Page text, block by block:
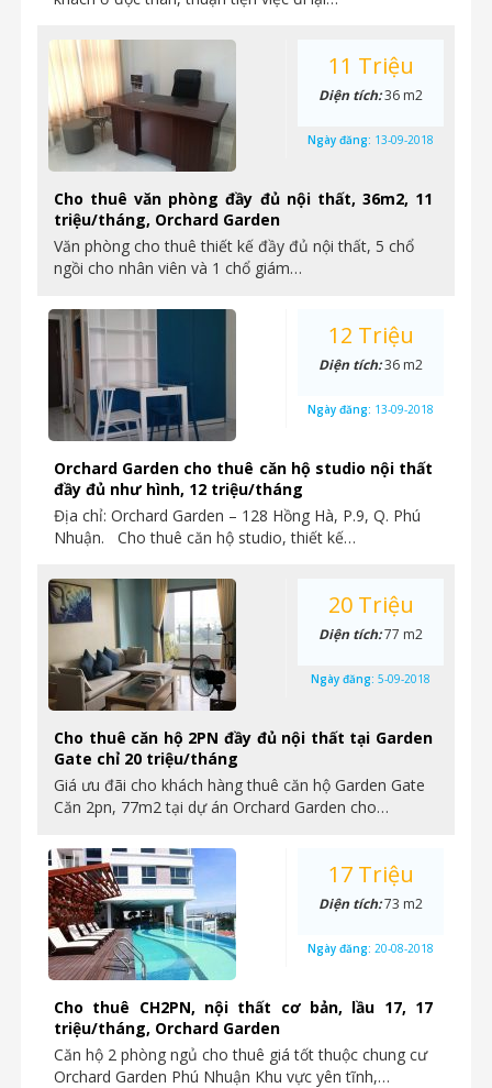
Cho thuê văn phòng đầy đủ nội thất, 36m2, 11
triệu/tháng, Orchard Garden
Văn phòng cho thuê thiết kế đầy đủ nội thất, 5 chổ
ngồi cho nhân viên và 1 chổ giám…
11 Triệu
Diện tích:36 m2
Ngày đăng: 13-09-2018
Orchard Garden cho thuê căn hộ studio nội thất
đầy đủ như hình, 12 triệu/tháng
Địa chỉ: Orchard Garden – 128 Hồng Hà, P.9, Q. Phú
Nhuận. Cho thuê căn hộ studio, thiết kế…
12 Triệu
Diện tích:36 m2
Ngày đăng: 13-09-2018
Cho thuê căn hộ 2PN đầy đủ nội thất tại Garden
Gate chỉ 20 triệu/tháng
Giá ưu đãi cho khách hàng thuê căn hộ Garden Gate
Căn 2pn, 77m2 tại dự án Orchard Garden cho…
20 Triệu
Diện tích:77 m2
Ngày đăng: 5-09-2018
Cho thuê CH2PN, nội thất cơ bản, lầu 17, 17
triệu/tháng, Orchard Garden
Căn hộ 2 phòng ngủ cho thuê giá tốt thuộc chung cư
Orchard Garden Phú Nhuận Khu vực yên tĩnh,…
17 Triệu
Diện tích:73 m2
Ngày đăng: 20-08-2018